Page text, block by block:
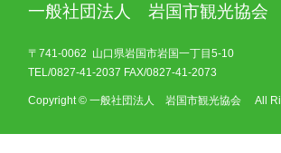
一般社団法人 岩国市観光協会
〒741-0062 山口県岩国市岩国一丁目5-10
TEL/0827-41-2037 FAX/0827-41-2073
Copyright © 一般社団法人 岩国市観光協会 All